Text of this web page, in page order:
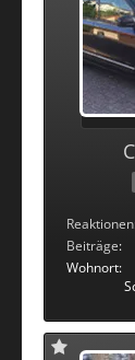
Reaktionen
Beiträge
Wohnort